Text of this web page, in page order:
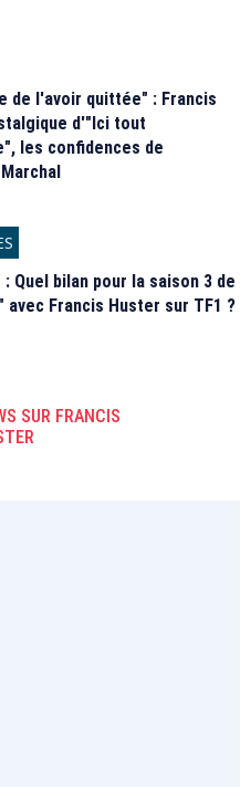
de l'avoir quittée" : Francis
d'"Ici tout
les confidences de
Quel bilan pour la saison 3 de
avec Francis Huster sur TF1 ?
SUR FRANCIS